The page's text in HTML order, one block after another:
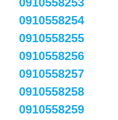
0910558254
0910558255
0910558256
0910558257
0910558258
0910558259